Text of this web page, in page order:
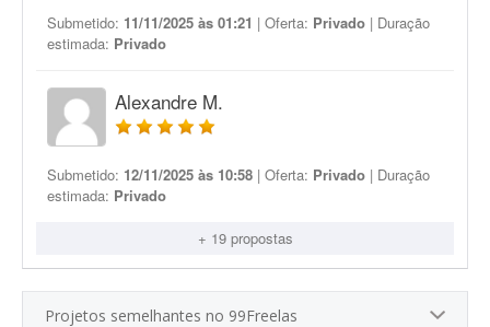
Submetido: 11/11/2025 às 01:21 | Oferta: Privado | Duração
estimada: Privado
Alexandre M.
Submetido: 12/11/2025 às 10:58 | Oferta: Privado | Duração
estimada: Privado
+ 19 propostas
Projetos semelhantes no 99Freelas